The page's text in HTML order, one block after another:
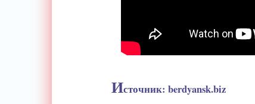
Источник: berdyansk.biz